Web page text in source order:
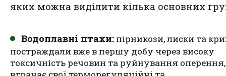
яких можна виділити кілька основних
Водоплавні птахи: пірникози, лиски та
постраждали вже в першу добу через високу
токсичність речовин та руйнування